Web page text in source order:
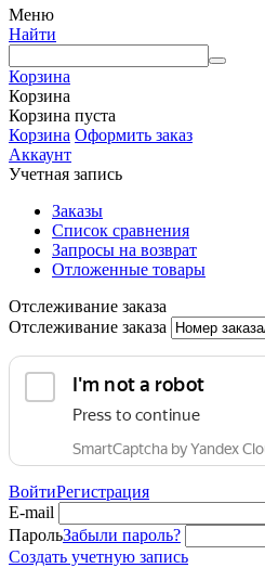
Меню
Найти
Корзина
Корзина
Корзина пуста
Корзина Оформить заказ
Аккаунт
Учетная запись
Заказы
Список сравнения
Запросы на возврат
Отложенные товары
Отслеживание заказа
Отслеживание заказа
ВойтиРегистрация
E-mail
ПарольЗабыли пароль?
Создать учетную запись